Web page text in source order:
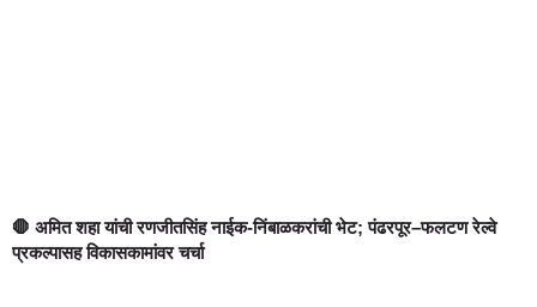
🛑 अमित शहा यांची रणजीतसिंह नाईक-निंबाळकरांची भेट; पंढरपूर–फलटण रेल्वे
प्रकल्पासह विकासकामांवर चर्चा